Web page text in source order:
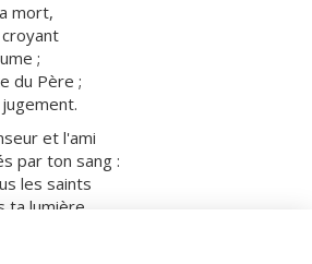
mort,
;
du Père ;
et l'ami
par ton sang :
les saints
ta lumière.